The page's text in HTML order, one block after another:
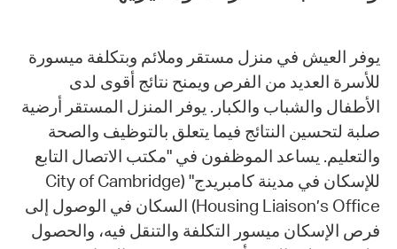
يوفر العيش في منزل مستقر وملائم وبتكلفة ميسورة
للأسرة العديد من الفرص ويمنح نتائج أقوى لدى
الأطفال والشباب والكبار. يوفر المنزل المستقر أرضية
صلبة لتحسين النتائج فيما يتعلق بالتوظيف والصحة
والتعليم. يساعد الموظفون في "مكتب الاتصال التابع
للإسكان في مدينة كامبريدج" (City of Cambridge
Housing Liaison’s Office) السكان في الوصول إلى
فرص الإسكان ميسور التكلفة والتنقل فيه، والحصول